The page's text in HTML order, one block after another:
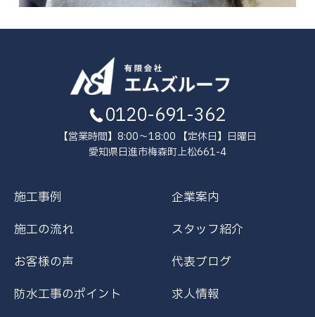
0120-691-362
【営業時間】8:00～18:00 【定休日】日曜日
愛知県日進市梅森町上松661-4
施工事例
施工の流れ
お客様の声
防水工事のポイント
企業案内
スタッフ紹介
代表ブログ
求人情報